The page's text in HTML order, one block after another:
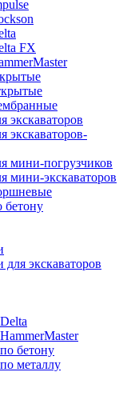
FX
экскаваторов
экскаваторов-
мини-погрузчиков
мини-экскаваторов
бетону
экскаваторов
бетону
металлу